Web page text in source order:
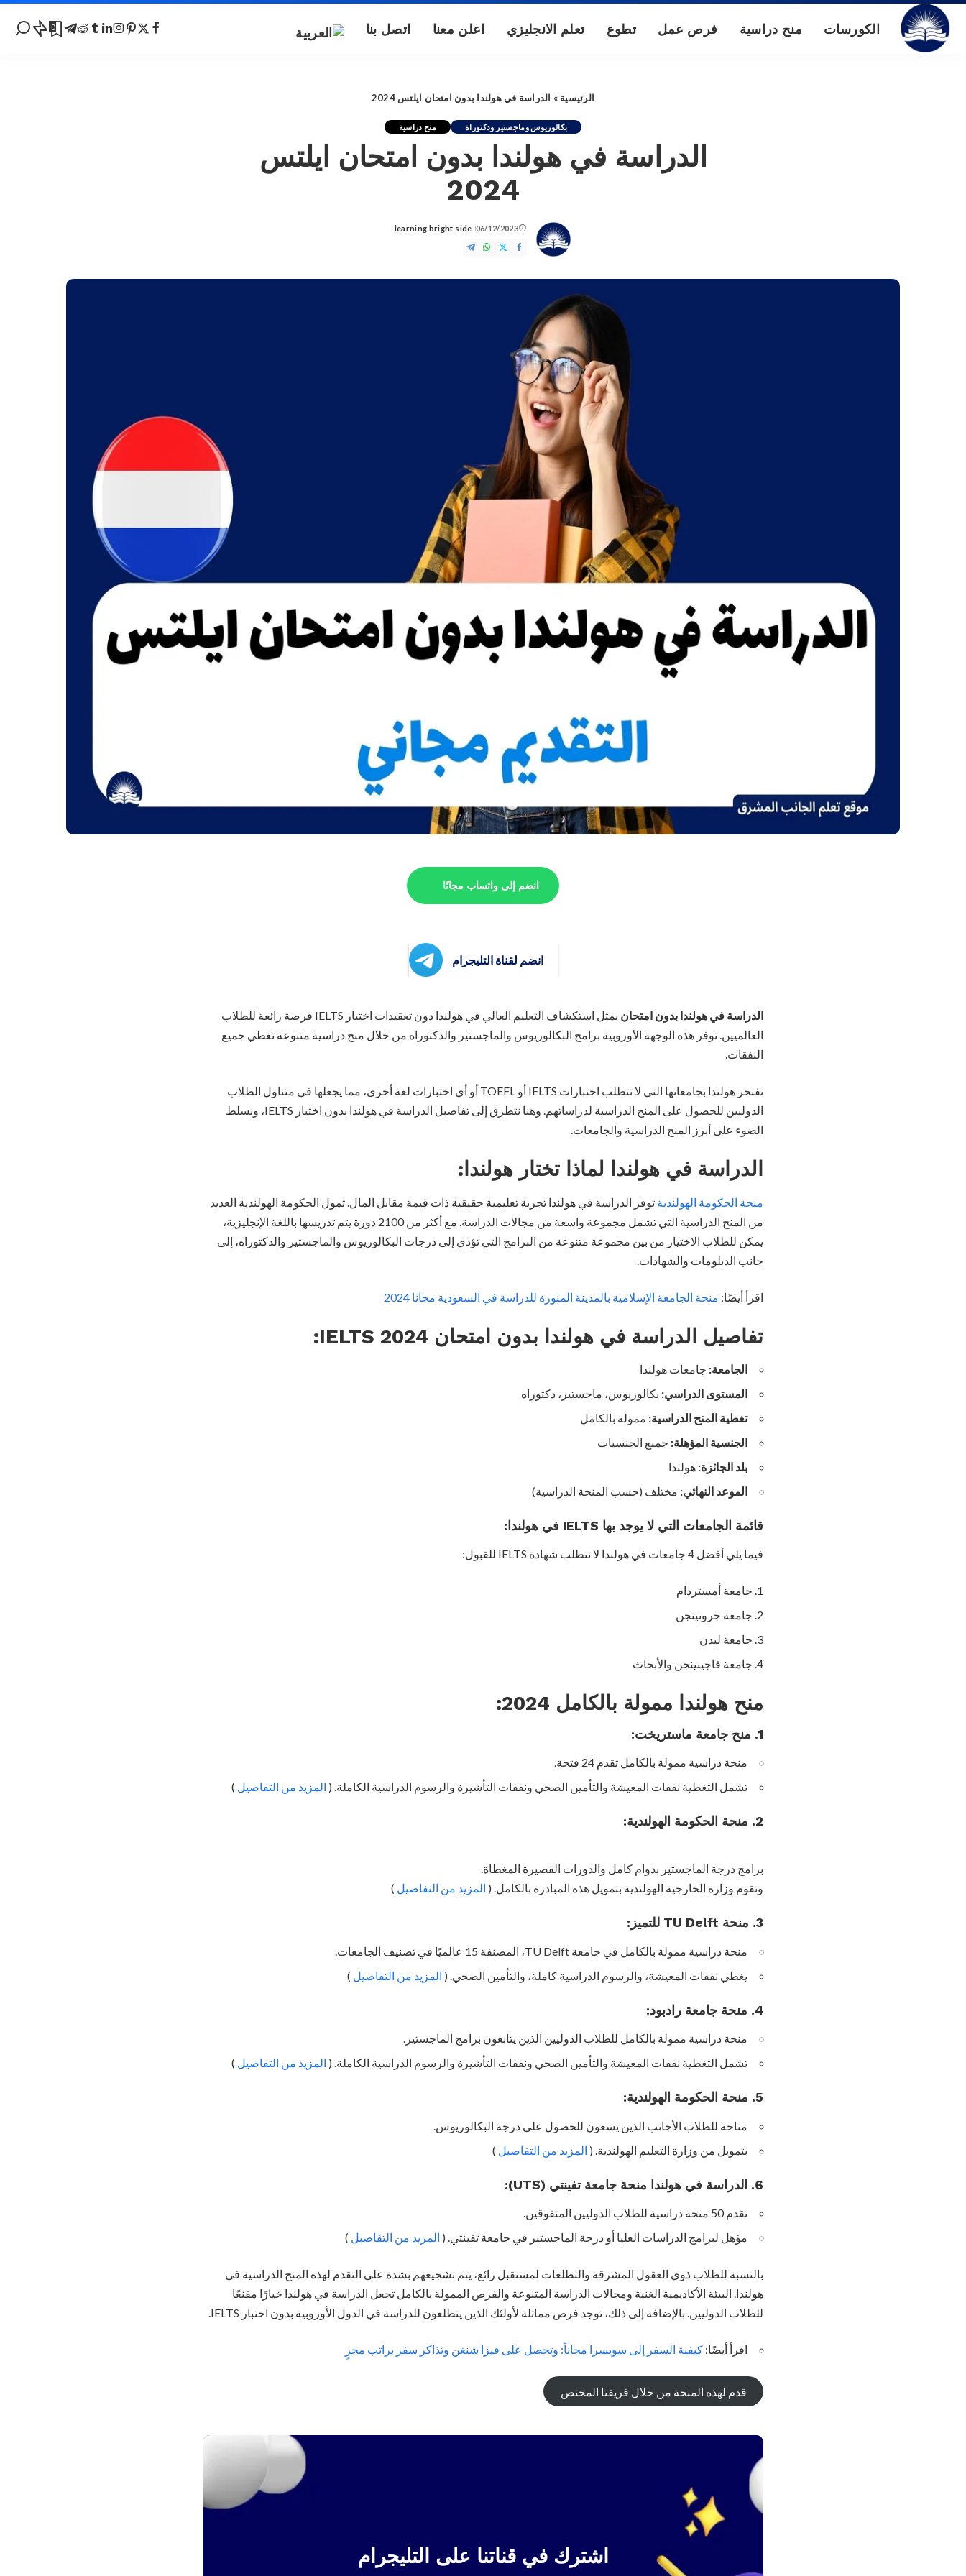
الكورسات منح دراسية فرص عمل تطوع تعلم الانجليزي اعلن معنا اتصل بنا 0
الرئيسية » الدراسة في هولندا بدون امتحان ايلتس 2024
بكالوريوس وماجستير ودكتوراة منح دراسية
الدراسة في هولندا بدون امتحان ايلتس
2024
06/12/2023
Posted
by
learning bright side
انضم إلى واتساب مجانًا
انضم لقناة التليجرام
الدراسة في هولندا بدون امتحان
يمثل استكشاف التعليم العالي في هولندا دون تعقيدات اختبار IELTS فرصة رائعة للطلاب
العالميين. توفر هذه الوجهة الأوروبية برامج البكالوريوس والماجستير والدكتوراه من خلال منح دراسية متنوعة تغطي جميع
النفقات.
تفتخر هولندا بجامعاتها التي لا تتطلب اختبارات IELTS أو TOEFL أو أي اختبارات لغة أخرى، مما يجعلها في متناول الطلاب
الدوليين للحصول على المنح الدراسية لدراساتهم. وهنا نتطرق إلى تفاصيل الدراسة في هولندا بدون اختبار IELTS، ونسلط
الضوء على أبرز المنح الدراسية والجامعات.
الدراسة في هولندا لماذا تختار هولندا:
منحة الحكومة الهولندية توفر الدراسة في هولندا تجربة تعليمية حقيقية ذات قيمة مقابل المال. تمول الحكومة الهولندية العديد
من المنح الدراسية التي تشمل مجموعة واسعة من مجالات الدراسة. مع أكثر من 2100 دورة يتم تدريسها باللغة الإنجليزية،
يمكن للطلاب الاختيار من بين مجموعة متنوعة من البرامج التي تؤدي إلى درجات البكالوريوس والماجستير والدكتوراه، إلى
جانب الدبلومات والشهادات.
اقرأ أيضًا: منحة الجامعة الإسلامية بالمدينة المنورة للدراسة في السعودية مجانا 2024
تفاصيل الدراسة في هولندا بدون امتحان IELTS 2024:
الجامعة: جامعات هولندا
المستوى الدراسي: بكالوريوس، ماجستير، دكتوراه
تغطية المنح الدراسية: ممولة بالكامل
الجنسية المؤهلة: جميع الجنسيات
بلد الجائزة: هولندا
الموعد النهائي: مختلف (حسب المنحة الدراسية)
قائمة الجامعات التي لا يوجد بها IELTS في هولندا:
فيما يلي أفضل 4 جامعات في هولندا لا تتطلب شهادة IELTS للقبول:
جامعة أمستردام
جامعة جرونينجن
جامعة ليدن
جامعة فاجينينجن والأبحاث
منح هولندا ممولة بالكامل 2024:
1. منح جامعة ماستريخت:
منحة دراسية ممولة بالكامل تقدم 24 فتحة.
تشمل التغطية نفقات المعيشة والتأمين الصحي ونفقات التأشيرة والرسوم الدراسية الكاملة. ( المزيد من التفاصيل )
2. منحة الحكومة الهولندية:
برامج درجة الماجستير بدوام كامل والدورات القصيرة المغطاة.
وتقوم وزارة الخارجية الهولندية بتمويل هذه المبادرة بالكامل. ( المزيد من التفاصيل )
3. منحة TU Delft للتميز:
منحة دراسية ممولة بالكامل في جامعة TU Delft، المصنفة 15 عالميًا في تصنيف الجامعات.
يغطي نفقات المعيشة، والرسوم الدراسية كاملة، والتأمين الصحي. ( المزيد من التفاصيل )
4. منحة جامعة رادبود:
منحة دراسية ممولة بالكامل للطلاب الدوليين الذين يتابعون برامج الماجستير.
تشمل التغطية نفقات المعيشة والتأمين الصحي ونفقات التأشيرة والرسوم الدراسية الكاملة. ( المزيد من التفاصيل )
5. منحة الحكومة الهولندية:
متاحة للطلاب الأجانب الذين يسعون للحصول على درجة البكالوريوس.
بتمويل من وزارة التعليم الهولندية. ( المزيد من التفاصيل )
6. الدراسة في هولندا منحة جامعة تفينتي (UTS):
تقدم 50 منحة دراسية للطلاب الدوليين المتفوقين.
مؤهل لبرامج الدراسات العليا أو درجة الماجستير في جامعة تفينتي. ( المزيد من التفاصيل )
بالنسبة للطلاب ذوي العقول المشرقة والتطلعات لمستقبل رائع، يتم تشجيعهم بشدة على التقدم لهذه المنح الدراسية في
هولندا. البيئة الأكاديمية الغنية ومجالات الدراسة المتنوعة والفرص الممولة بالكامل تجعل الدراسة في هولندا خيارًا مقنعًا
للطلاب الدوليين. بالإضافة إلى ذلك، توجد فرص مماثلة لأولئك الذين يتطلعون للدراسة في الدول الأوروبية بدون اختبار IELTS.
اقرأ أيضًا: كيفية السفر إلى سويسرا مجاناً: وتحصل على فيزا شنغن وتذاكر سفر براتب مجزٍ
قدم لهذه المنحة من خلال فريقنا المختص
اشترك في قناتنا على التليجرام